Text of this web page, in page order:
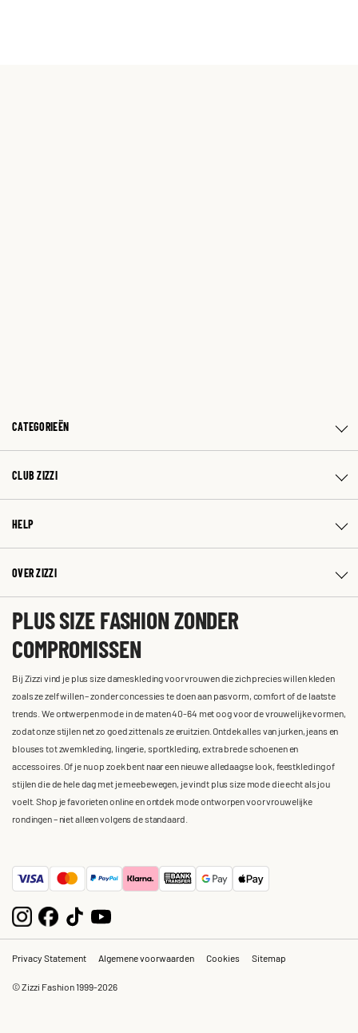
CATEGORIEËN
CLUB ZIZZI
HELP
OVER ZIZZI
PLUS SIZE FASHION ZONDER
COMPROMISSEN
Bij Zizzi vind je plus size dameskleding voor vrouwen die zich precies willen kleden
zoals ze zelf willen – zonder concessies te doen aan pasvorm, comfort of de laatste
trends. We ontwerpen mode in de maten 40-64 met oog voor de vrouwelijke vormen,
zodat onze stijlen net zo goed zitten als ze eruitzien. Ontdek alles van jurken, jeans en
blouses tot zwemkleding, lingerie, sportkleding, extra brede schoenen en
accessoires. Of je nu op zoek bent naar een nieuwe alledaagse look, feestkleding of
stijlen die de hele dag met je meebewegen, je vindt plus size mode die echt als jou
voelt. Shop je favorieten online en ontdek mode ontworpen voor vrouwelijke
rondingen – niet alleen volgens de standaard.
Privacy Statement Algemene voorwaarden Cookies Sitemap
© Zizzi Fashion 1999-2026